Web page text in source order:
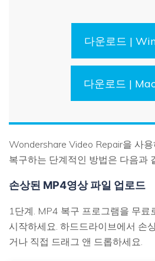
다운로드 |
다운로드 | Mac
Wondershare Video Repair을 사
복구하는 단계적인 방법은 다음과
손상된 MP4영상 파일 업로드
1단계. MP4 복구 프로그램을 무료
시작하세요. 하드드라이브에서 손
거나 직접 드래그 앤 드롭하세요.